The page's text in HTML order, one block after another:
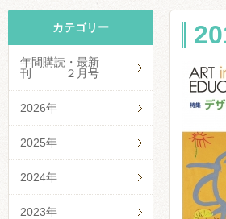
カテゴリー
年間購読・最新
刊 ２月号
2026年
2025年
2024年
2023年